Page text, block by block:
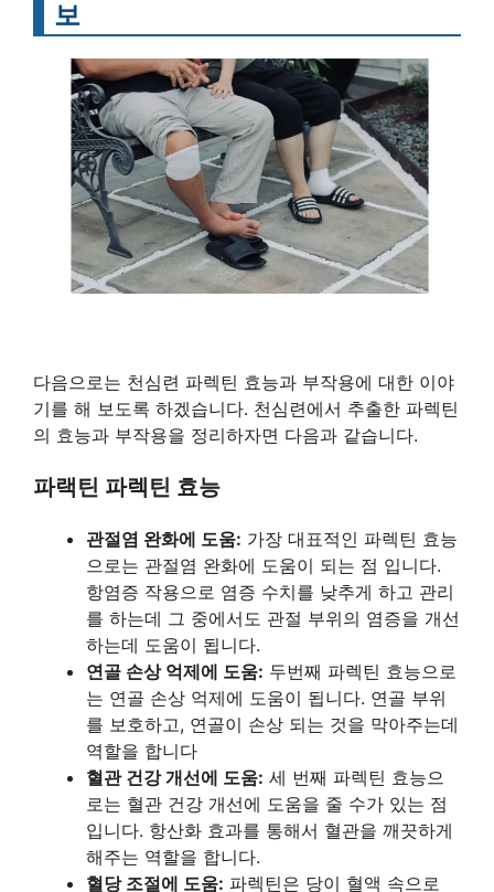
보
다음으로는 천심련 파렉틴 효능과 부작용에 대한 이야
기를 해 보도록 하겠습니다. 천심련에서 추출한 파렉틴
의 효능과 부작용을 정리하자면 다음과 같습니다.
파랙틴 파렉틴 효능
관절염 완화에 도움: 가장 대표적인 파렉틴 효능
으로는 관절염 완화에 도움이 되는 점 입니다.
항염증 작용으로 염증 수치를 낮추게 하고 관리
를 하는데 그 중에서도 관절 부위의 염증을 개선
하는데 도움이 됩니다.
연골 손상 억제에 도움: 두번째 파렉틴 효능으로
는 연골 손상 억제에 도움이 됩니다. 연골 부위
를 보호하고, 연골이 손상 되는 것을 막아주는데
역할을 합니다
혈관 건강 개선에 도움: 세 번째 파렉틴 효능으
로는 혈관 건강 개선에 도움을 줄 수가 있는 점
입니다. 항산화 효과를 통해서 혈관을 깨끗하게
해주는 역할을 합니다.
혈당 조절에 도움: 파렉틴은 당이 혈액 속으로